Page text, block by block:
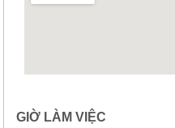
GIỜ LÀM VIỆC